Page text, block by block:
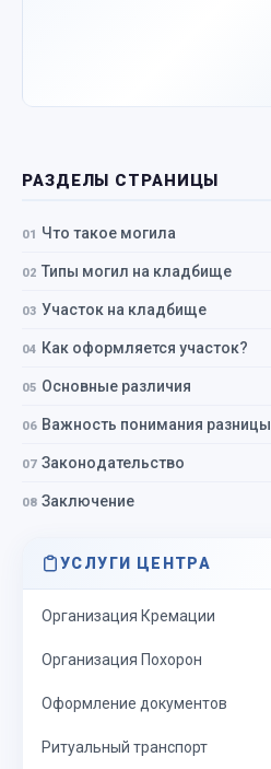
РАЗДЕЛЫ СТРАНИЦЫ
Что такое могила
Типы могил на кладбище
Участок на кладбище
Как оформляется участок?
Основные различия
Важность понимания разницы
Законодательство
Заключение
УСЛУГИ ЦЕНТРА
Организация Кремации
Организация Похорон
Оформление документов
Ритуальный транспорт